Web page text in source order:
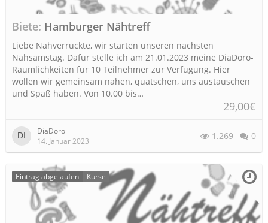
Biete Hamburger Nähtreff
Liebe Nähverrückte, wir starten unseren nächsten
Nähsamstag. Dafür stelle ich am 21.01.2023 meine DiaDoro-
Räumlichkeiten für 10 Teilnehmer zur Verfügung. Hier
wollen wir gemeinsam nähen, quatschen, uns austauschen
und Spaß haben. Von 10.00 bis…
29,00€
DiaDoro
14. Januar 2023
1.269 0
Eintrag abgelaufen Kurse